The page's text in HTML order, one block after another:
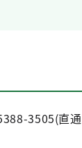
3505(直通